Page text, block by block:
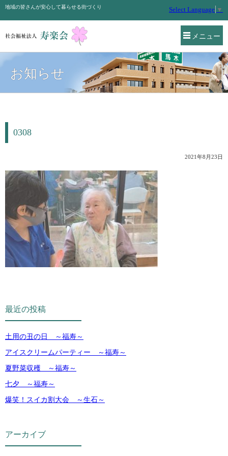
メニュー
地域の皆さんが安心して暮らせる街づくり Select Language ▼
お知らせ
0308
2021年8月23日
最近の投稿
土用の丑の日 ～福寿～
アイスクリームパーティー ～福寿～
夏野菜収穫 ～福寿～
七夕 ～福寿～
爆笑！スイカ割大会 ～生石～
アーカイブ